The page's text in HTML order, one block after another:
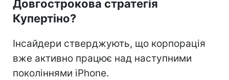
Довгострокова стратегія
Купертіно?
Інсайдери стверджують, що корпорація
вже активно працює над наступними
поколіннями iPhone.